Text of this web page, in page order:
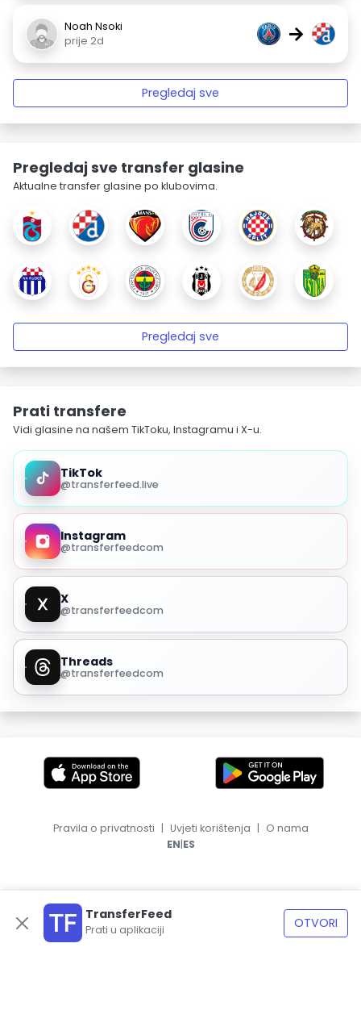
Noah Nsoki
prije 2d
→
Pregledaj sve
Pregledaj sve transfer glasine
Aktualne transfer glasine po klubovima.
Pregledaj sve
Prati transfere
Vidi glasine na našem TikToku, Instagramu i X-u.
TikTok
@transferfeed.live
Instagram
@transferfeedcom
X
@transferfeedcom
Threads
@transferfeedcom
TransferFeed
Prati u aplikaciji OTVORI
Pravila o privatnosti | Uvjeti korištenja | O nama
EN|ES